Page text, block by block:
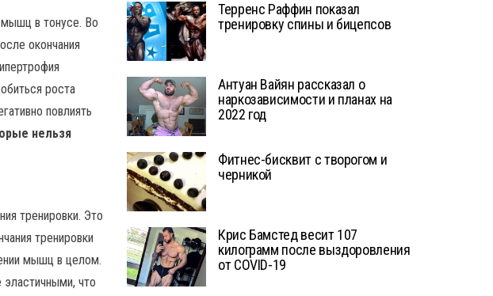
в тонусе. Во
окончания
роста
повлиять
нельзя
тренировки. Это
тренировки
мышц в целом.
что
Терренс Раффин показал
тренировку спины и бицепсов
Антуан Вайян рассказал о
наркозависимости и планах на
2022 год
Фитнес-бисквит с творогом и
черникой
Крис Бамстед весит 107
килограмм после выздоровления
от COVID-19